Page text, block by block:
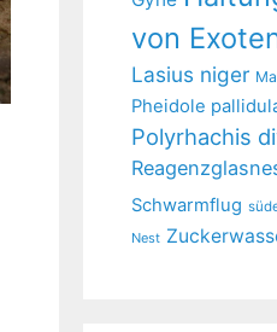
von
Lasius niger
Pheidole
Polyrhachis
Schwarmflug
Nest